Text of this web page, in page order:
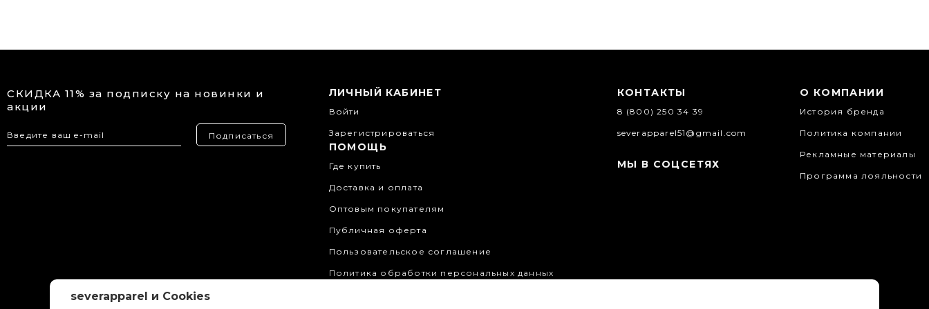
СКИДКА 11% за подписку на новинки и
акции
Подписаться
ЛИЧНЫЙ КАБИНЕТ
Войти
Зарегистрироваться
ПОМОЩЬ
Где купить
Доставка и оплата
Оптовым покупателям
Публичная оферта
Пользовательское соглашение
Политика обработки персональных данных
КОНТАКТЫ
8 (800) 250 34 39
severapparel51@gmail.com
МЫ В СОЦСЕТЯХ
О КОМПАНИИ
История бренда
Политика компании
Рекламные материалы
Программа лояльности
severapparel и Cookies